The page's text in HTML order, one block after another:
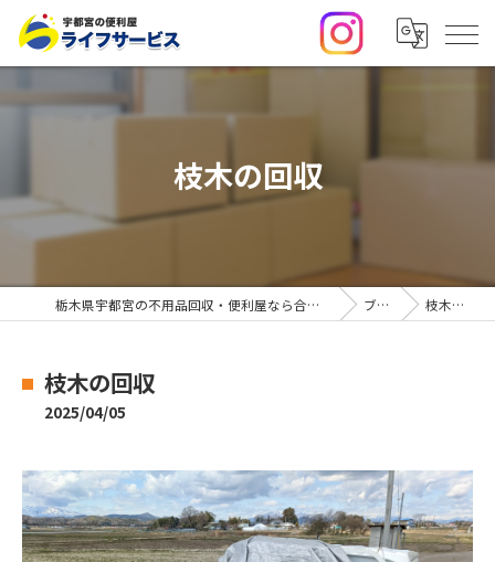
枝木の回収
栃木県宇都宮の不用品回収・便利屋なら合同会社ライフサービス ブログ 枝木の回収
枝木の回収
2025/04/05